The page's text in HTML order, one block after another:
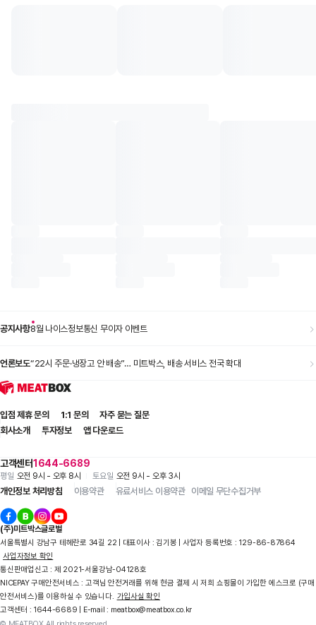
고객센터1644-6689
평일 오전 9시 - 오후 8시 토요일 오전 9시 - 오후 3시
입점 제휴 문의 1:1 문의
자주 묻는 질문
회사소개
투자정보 앱 다운로드
공지사항8월 나이스정보통신 무이자 이벤트
언론보도“22시 주문·냉장고 안 배송”… 미트박스, 배송 서비스 전국 확대
개인정보 처리방침 이용약관 유료서비스 이용약관 이메일 무단수집거부
(주)미트박스글로벌
서울특별시 강남구 테헤란로 34길 22 | 대표이사 : 김기봉 | 사업자 등록번호 : 129-86-87864
사업자정보 확인
통신판매업신고 : 제 2021-서울강남-04128호
NICEPAY 구매안전서비스 : 고객님 안전거래를 위해 현금 결제 시 저희 쇼핑몰이 가입한 에스크로 (구매
안전서비스)를 이용하실 수 있습니다. 가입사실 확인
고객센터 : 1644-6689 | E-mail : meatbox@meatbox.co.kr